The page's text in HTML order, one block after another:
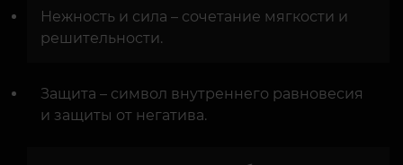
Нежность и сила – сочетание мягкости и
решительности.
Защита – символ внутреннего равновесия
и защиты от негатива.